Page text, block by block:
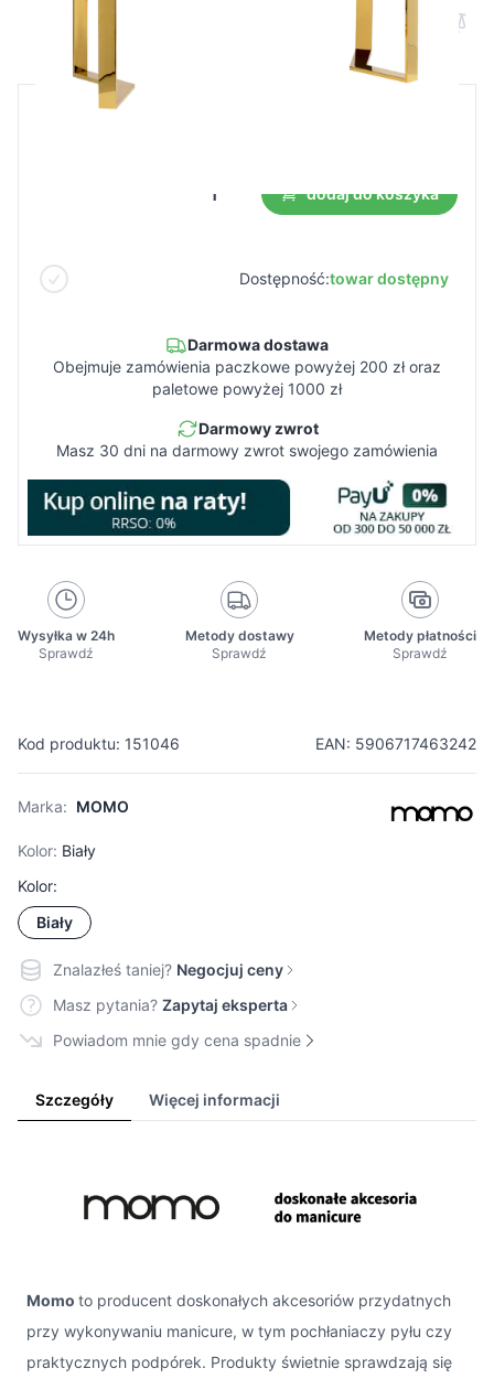
Kod produktu: 151046 EAN: 5906717463242
Marka: MOMO
Kolor: Biały
Kolor:
Biały
Cena detaliczna
dodaj do koszyka
Dostępność:towar dostępny
Darmowa dostawa
Obejmuje zamówienia paczkowe powyżej 200 zł oraz
paletowe powyżej 1000 zł
Darmowy zwrot
Masz 30 dni na darmowy zwrot swojego zamówienia
Wysyłka w 24h
Sprawdź
Metody dostawy
Sprawdź
Metody płatności
Sprawdź
Znalazłeś taniej? Negocjuj ceny
Masz pytania? Zapytaj eksperta
Powiadom mnie gdy cena spadnie
Szczegóły Więcej informacji
Momo to producent doskonałych akcesoriów przydatnych
przy wykonywaniu manicure, w tym pochłaniaczy pyłu czy
praktycznych podpórek. Produkty świetnie sprawdzają się